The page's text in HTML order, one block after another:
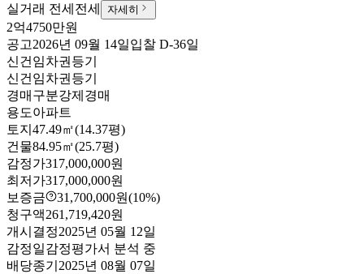
실거래 전세 전세 자세히
2억4750만원
공고2026년 09월 14일입찰 D-36일
신건 임차권등기
신건 임차권등기
경매구분강제경매
용도아파트
토지 47.49㎡(14.37평)
건물84.95㎡(25.7평)
감정가317,000,000원
최저가317,000,000원
보증금
31,700,000원(10%)
청구액261,719,420원
개시결정2025년 05월 12일
감정일감정평가서 분석 중
배당종기 2025년 08월 07일